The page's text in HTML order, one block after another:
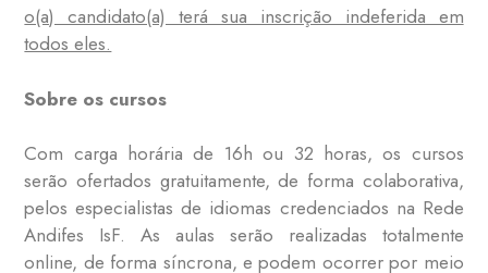
o(a) candidato(a) terá sua inscrição indeferida em
todos eles.
Sobre os cursos
Com carga horária de 16h ou 32 horas, os cursos
serão ofertados gratuitamente, de forma colaborativa,
pelos especialistas de idiomas credenciados na Rede
Andifes IsF. As aulas serão realizadas totalmente
online, de forma síncrona, e podem ocorrer por meio